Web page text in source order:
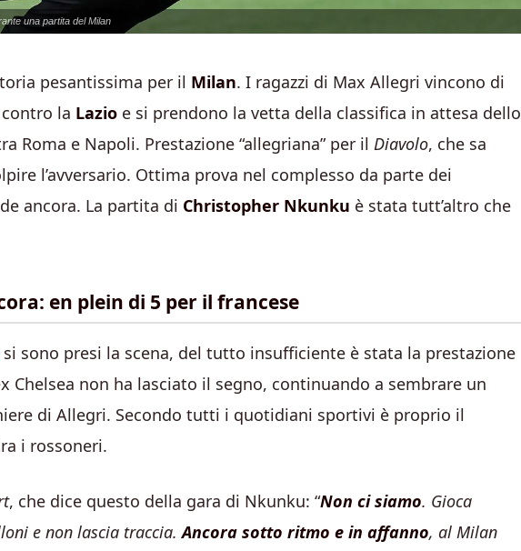
una partita del Milan
pesantissima per il Milan. I ragazzi di Max Allegri vincono di
la Lazio e si prendono la vetta della classifica in attesa dello
Roma e Napoli. Prestazione “allegriana” per il Diavolo, che sa
l’avversario. Ottima prova nel complesso da parte dei
ancora. La partita di Christopher Nkunku è stata tutt’altro che
en plein di 5 per il francese
si sono presi la scena, del tutto insufficiente è stata la prestazione
Chelsea non ha lasciato il segno, continuando a sembrare un
di Allegri. Secondo tutti i quotidiani sportivi è proprio il
i rossoneri.
, che dice questo della gara di Nkunku: “Non ci siamo. Gioca
e non lascia traccia.Ancora sotto ritmo e in affanno, al Milan